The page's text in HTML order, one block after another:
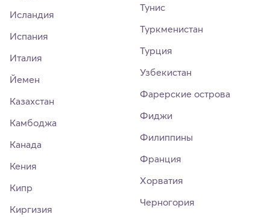
Исландия
Испания
Италия
Йемен
Казахстан
Камбоджа
Канада
Кения
Кипр
Киргизия
Тунис
Туркменистан
Турция
Узбекистан
Фарерские острова
Фиджи
Филиппины
Франция
Хорватия
Черногория